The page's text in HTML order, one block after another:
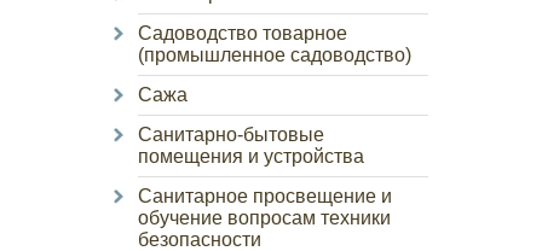
Садоводство товарное
(промышленное садоводство)
Сажа
Санитарно-бытовые
помещения и устройства
Санитарное просвещение и
обучение вопросам техники
безопасности